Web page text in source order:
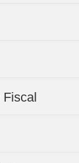
Fiscal